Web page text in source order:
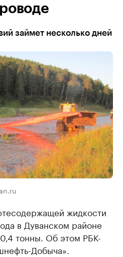
займет несколько дней
жидкости
в Дуванском районе
тонны. Об этом РБК-
Добыча».